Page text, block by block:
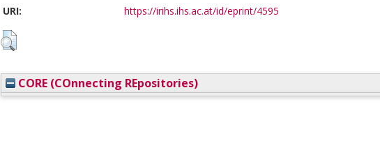
URI:
https://irihs.ihs.ac.at/id/eprint/4595
CORE (COnnecting REpositories)